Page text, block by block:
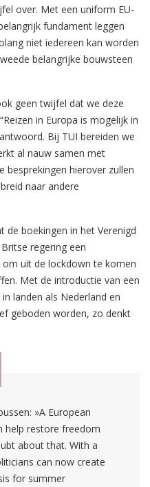
over. Met een uniform EU-
fundament leggen
niet iedereen kan worden
belangrijke bouwsteen
geen twijfel dat we deze
in Europa is mogelijk in
Bij TUI bereiden we
al nauw samen met
besprekingen hierover zullen
naar andere
de boekingen in het Verenigd
regering een
uit de lockdown te komen
Met de introductie van een
landen als Nederland en
geboden worden, zo denkt
»A European
help restore freedom
about that. With a
can now create
for summer